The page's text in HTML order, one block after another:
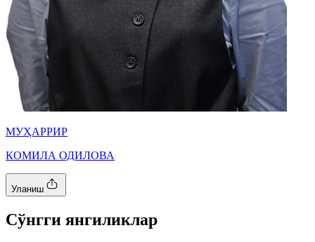
МУҲАРРИР
КОМИЛА ОДИЛОВА
Уланиш
Cўнгги янгиликлар